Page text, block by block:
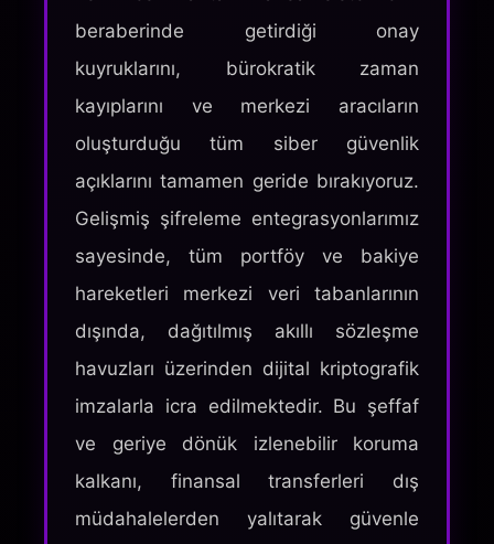
beraberinde getirdiği onay
kuyruklarını, bürokratik zaman
kayıplarını ve merkezi aracıların
oluşturduğu tüm siber güvenlik
açıklarını tamamen geride bırakıyoruz.
Gelişmiş şifreleme entegrasyonlarımız
sayesinde, tüm portföy ve bakiye
hareketleri merkezi veri tabanlarının
dışında, dağıtılmış akıllı sözleşme
havuzları üzerinden dijital kriptografik
imzalarla icra edilmektedir. Bu şeffaf
ve geriye dönük izlenebilir koruma
kalkanı, finansal transferleri dış
müdahalelerden yalıtarak güvenle